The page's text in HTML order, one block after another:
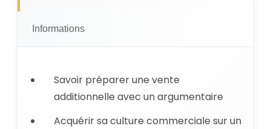
Informations
Savoir préparer une vente
additionnelle avec un argumentaire
Acquérir sa culture commerciale sur un